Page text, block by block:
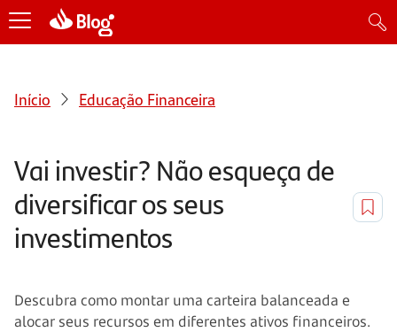
Início Educação Financeira
Vai investir? Não esqueça de
diversificar os seus
investimentos
Descubra como montar uma carteira balanceada e
alocar seus recursos em diferentes ativos financeiros.